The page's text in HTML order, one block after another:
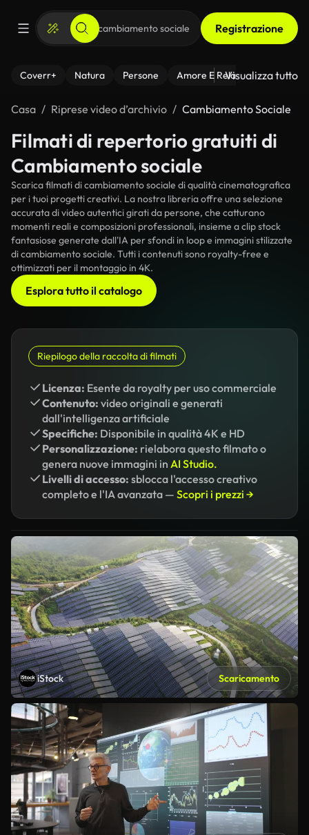
Registrazione
Coverr+ Natura Persone Amore E Relazioni Il
Visualizza tutto
Casa Riprese video d’archivio Cambiamento Sociale
Filmati di repertorio gratuiti di
Cambiamento sociale
Scarica filmati di cambiamento sociale di qualità cinematografica
per i tuoi progetti creativi. La nostra libreria offre una selezione
accurata di video autentici girati da persone, che catturano
momenti reali e composizioni professionali, insieme a clip stock
fantasiose generate dall'IA per sfondi in loop e immagini stilizzate
di cambiamento sociale. Tutti i contenuti sono royalty-free e
ottimizzati per il montaggio in 4K.
Esplora tutto il catalogo
Riepilogo della raccolta di filmati
Licenza: Esente da royalty per uso commerciale
Contenuto: video originali e generati
dall'intelligenza artificiale
Specifiche: Disponibile in qualità 4K e HD
Personalizzazione: rielabora questo filmato o
genera nuove immagini in AI Studio.
Livelli di accesso: sblocca l'accesso creativo
completo e l'IA avanzata — Scopri i prezzi →
iStock Scaricamento